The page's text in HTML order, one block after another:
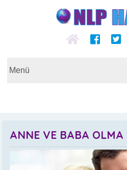
ANNE VE BABA OLMA